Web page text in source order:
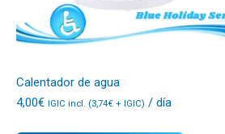
Calentador de agua
4,00€ IGIC incl. (3,74€ + IGIC) / día